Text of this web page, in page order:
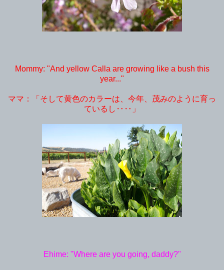
Mommy: "And yellow Calla are growing like a bush this
year..."
ママ：「そして黄色のカラーは、今年、茂みのように育っ
ているし‥‥」
Ehime: "Where are you going, daddy?"